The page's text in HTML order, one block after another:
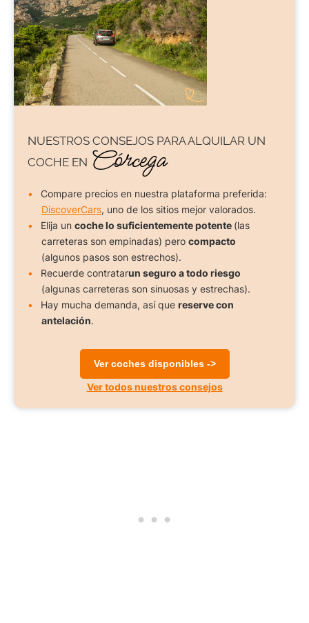
NUESTROS CONSEJOS PARAALQUILAR UN
COCHE EN Córcega
Compare precios en nuestra plataforma preferida:
DiscoverCars, uno de los sitios mejor valorados.
Elija un coche lo suficientemente potente (las
carreteras son empinadas) pero compacto
(algunos pasos son estrechos).
Recuerde contratarun seguro a todo riesgo
(algunas carreteras son sinuosas y estrechas).
Hay mucha demanda, así que reserve con
antelación.
Ver coches disponibles ->
Ver todos nuestros consejos